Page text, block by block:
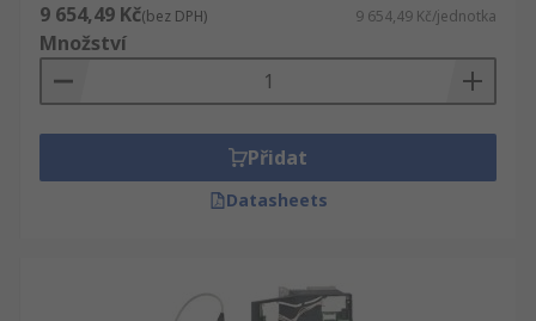
9 654,49 Kč(bez DPH) 9 654,49 Kč/jednotka
Množství
Přidat
Datasheets